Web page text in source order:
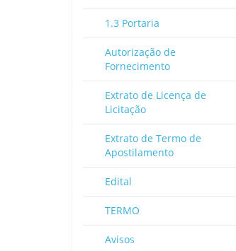
1.3 Portaria
Autorização de
Fornecimento
Extrato de Licença de
Licitação
Extrato de Termo de
Apostilamento
Edital
TERMO
Avisos